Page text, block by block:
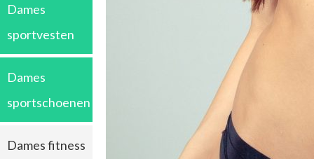
Dames
sportvesten
Dames
sportschoenen
Dames fitness